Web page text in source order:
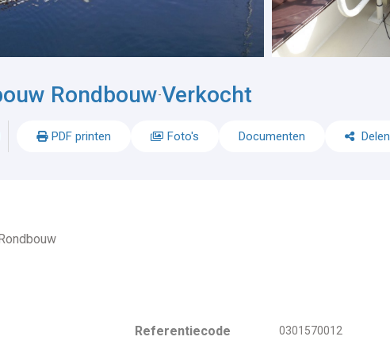
Rondbouw-Verkocht
PDF printen Foto's Documenten Delen
Referentiecode 0301570012